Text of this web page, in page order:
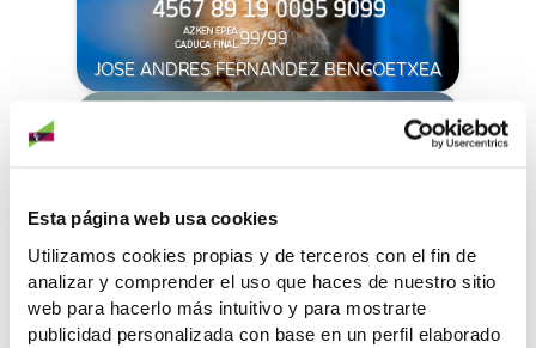
Esta página web usa cookies
Utilizamos cookies propias y de terceros con el fin de
analizar y comprender el uso que haces de nuestro sitio
web para hacerlo más intuitivo y para mostrarte
publicidad personalizada con base en un perfil elaborado
JOSE ANDRES FERNANDEZ BENGOETXEA
JOSE ANDRES FERNANDEZ BENGOETXEA